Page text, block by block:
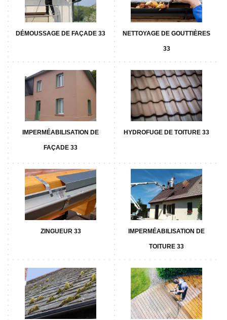
DÉMOUSSAGE DE FAÇADE 33 NETTOYAGE DE GOUTTIÈRES
33
IMPERMÉABILISATION DE
FAÇADE 33
HYDROFUGE DE TOITURE 33
ZINGUEUR 33 IMPERMÉABILISATION DE
TOITURE 33